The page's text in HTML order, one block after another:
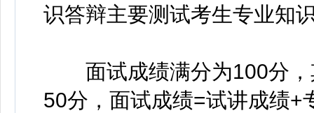
识答辩主要测试考生专业知
面试成绩满分为100分，
50分，面试成绩=试讲成绩+